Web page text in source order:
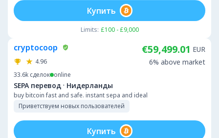
Limits: £100 - £9,000
Купить
cryptocoop
4.96
33.6k сделок online
SEPA перевод · Нидерланды
buy bitcoin fast and safe. instant sepa and ideal
Приветствуем новых пользователей
€59,499.01 EUR
6% above market
Купить